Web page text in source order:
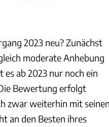
2023 neu? Zunächst
moderate Anhebung
ab 2023 nur noch ein
Bewertung erfolgt
zwar weiterhin mit
an den Besten ihres